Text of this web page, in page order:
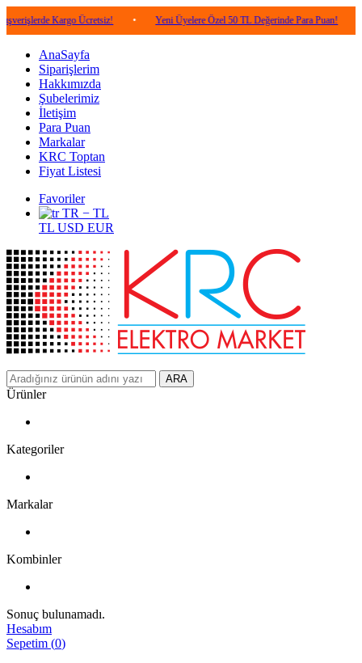
Kargo Ücretsiz! • Yeni Üyelere Özel 50 TL Değerinde Para Puan! •
AnaSayfa
Siparişlerim
Hakkımızda
Şubelerimiz
İletişim
Para Puan
Markalar
KRC Toptan
Fiyat Listesi
Favoriler
TR − TL
TL USD EUR
ARA
Ürünler
Kategoriler
Markalar
Kombinler
Sonuç bulunamadı.
Hesabım
Sepetim (0)